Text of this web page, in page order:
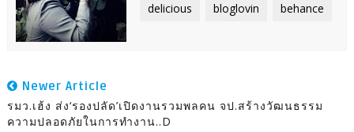
delicious bloglovin behance
Newer Article
รมว.เฮ้ง ส่ง‘รองปลัด’เปิดงานรวมพลคน จป.สร้างวัฒนธรรม
ความปลอดภัยในการทำงาน..D